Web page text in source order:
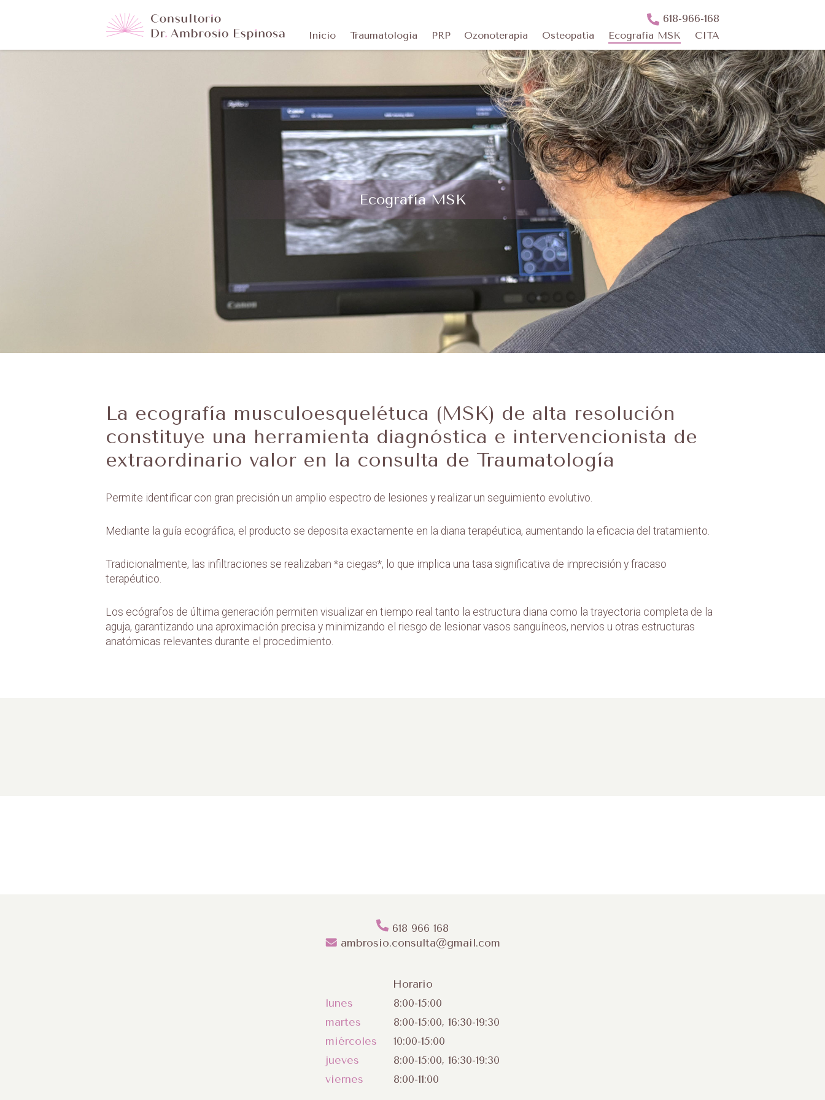
618-966-168
Inicio Traumatología PRP Ozonoterapia Osteopatía Ecografía MSK CITA
Ecografía MSK
La ecografía musculoesquelétuca (MSK) de alta resolución
constituye una herramienta diagnóstica e intervencionista de
extraordinario valor en la consulta de Traumatología
Permite identificar con gran precisión un amplio espectro de lesiones y realizar un seguimiento evolutivo.
Mediante la guía ecográfica, el producto se deposita exactamente en la diana terapéutica, aumentando la eficacia del tratamiento.
Tradicionalmente, las infiltraciones se realizaban *a ciegas*, lo que implica una tasa significativa de imprecisión y fracaso
terapéutico.
Los ecógrafos de última generación permiten visualizar en tiempo real tanto la estructura diana como la trayectoria completa de la
aguja, garantizando una aproximación precisa y minimizando el riesgo de lesionar vasos sanguíneos, nervios u otras estructuras
anatómicas relevantes durante el procedimiento.
618 966 168
ambrosio.consulta@gmail.com
Horario
lunes
8:00-15:00
martes
8:00-15:00, 16:30-19:30
miércoles
10:00-15:00
jueves
8:00-15:00, 16:30-19:30
viernes
8:00-11:00